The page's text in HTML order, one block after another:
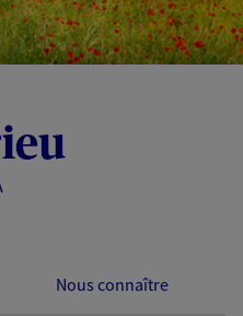
Nous connaître